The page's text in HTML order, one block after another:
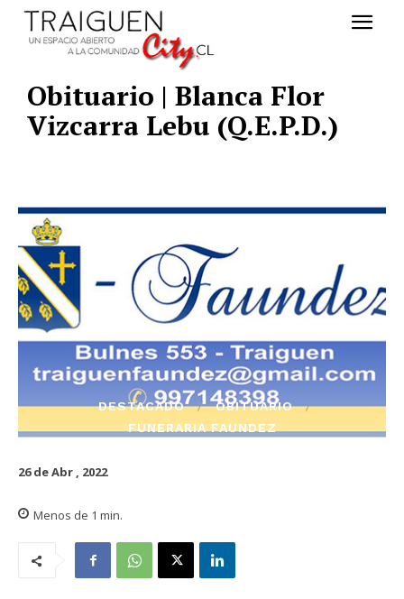
Obituario | Blanca Flor
Vizcarra Lebu (Q.E.P.D.)
DESTACADO
OBITUARIO
FUNERARIA FAUNDEZ
26 de Abr , 2022
Menos de 1 min.